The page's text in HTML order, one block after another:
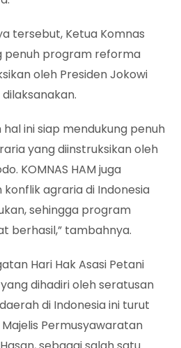
tersebut, Ketua Komnas
penuh program reforma
oleh Presiden Jokowi
hal ini siap mendukung penuh
yang diinstruksikan oleh
KOMNAS HAM juga
agraria di Indonesia
sehingga program
berhasil,” tambahnya.
Hari Hak Asasi Petani
dihadiri oleh seratusan
di Indonesia ini turut
Permusyawaratan